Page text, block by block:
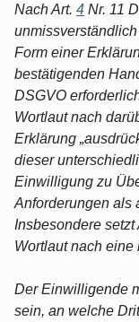
Nach Art. 4 Nr. 11
Form einer
bestätigenden
DSGVO
Wortlaut nach
Erklärung
dieser
Einwilligung zu
Anforderungen als
Insbesondere setzt
Wortlaut nach eine
Der Einwilligende
sein, an welche